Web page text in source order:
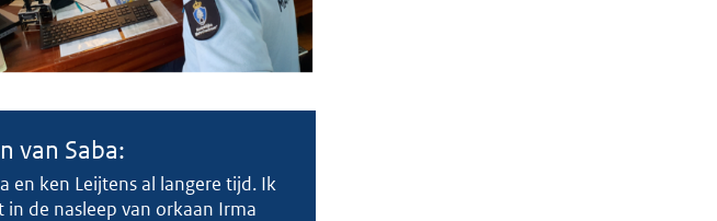
van Saba:
en ken Leijtens al langere tijd. Ik
de nasleep van orkaan Irma